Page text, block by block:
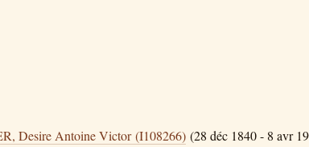
Desire Antoine Victor (I108266) (28 déc 1840 - 8 avr